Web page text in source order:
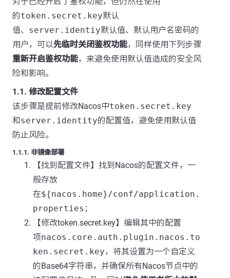
的token.secret.key默认
值、 server.identiy默认值、默认用户名密码的
用户，可以先临时关闭鉴权功能，同样使用下列步骤
重新开启鉴权功能，来避免使用默认值造成的安全风
险和影响。
1.1. 修改配置文件
该步骤是提前修改Nacos中token.secret.key
和server.identity的配置值，避免使用默认值
防止风险。
1.1.1. 非镜像部署
【找到配置文件】找到Nacos的配置文件，一
般存放
在${nacos.home}/conf/application.
properties ；
【修改token.secret.key】编辑其中的配置
项nacos.core.auth.plugin.nacos.to
ken.secret.key，将其设置为一个自定义
的Base64字符串，并确保所有Nacos节点中的